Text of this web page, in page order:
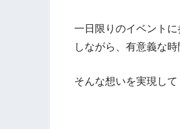
一日限りのイベント
しながら、有意義な
そんな想いを実現し